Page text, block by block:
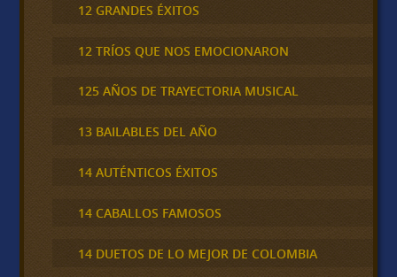
12 GRANDES ÉXITOS
12 TRÍOS QUE NOS EMOCIONARON
125 AÑOS DE TRAYECTORIA MUSICAL
13 BAILABLES DEL AÑO
14 AUTÉNTICOS ÉXITOS
14 CABALLOS FAMOSOS
14 DUETOS DE LO MEJOR DE COLOMBIA